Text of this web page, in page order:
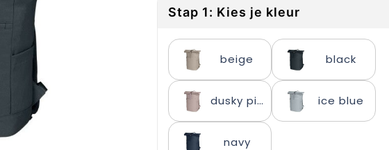
Stap 1: Kies je kleur
beige black
dusky pink ice blue
navy